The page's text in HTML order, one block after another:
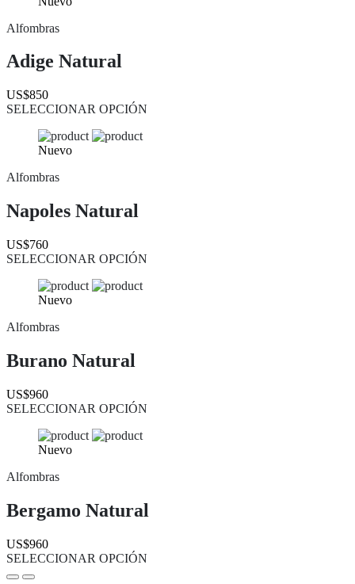
Alfombras
Adige Natural
US$850
SELECCIONAR OPCIÓN
Nuevo
Alfombras
Napoles Natural
US$760
SELECCIONAR OPCIÓN
Nuevo
Alfombras
Burano Natural
US$960
SELECCIONAR OPCIÓN
Nuevo
Alfombras
Bergamo Natural
US$960
SELECCIONAR OPCIÓN